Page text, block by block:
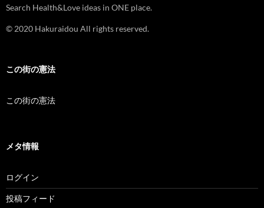
Search Health&Love ideas in ONE place.
© 2020 Hakuraidou All rights reserved.
この街の憲法
この街の憲法
メタ情報
ログイン
投稿フィード